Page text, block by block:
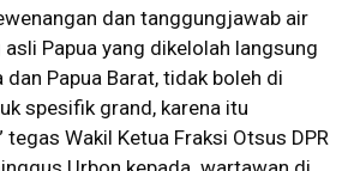
dan tanggungjawab air
Papua yang dikelolah langsung
dan Papua Barat, tidak boleh di
spesifik grand, karena itu
tegas Wakil Ketua Fraksi Otsus DPR